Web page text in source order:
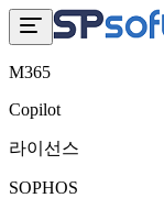
M365
Copilot
라이선스
SOPHOS